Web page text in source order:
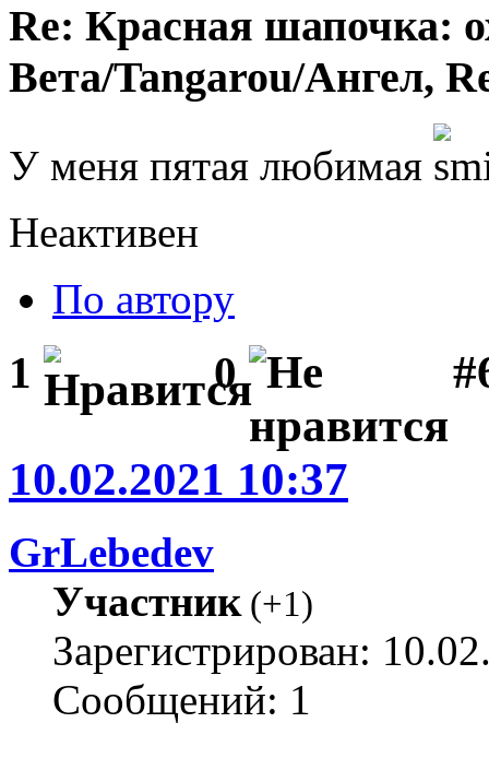
Re: Красная шапочка:
Вета/Tangarou/Ангел,
У меня пятая любимая
Неактивен
По автору
1 0
10.02.2021 10:37
GrLebedev
Участник(+1)
Зарегистрирован:
Сообщений: 1